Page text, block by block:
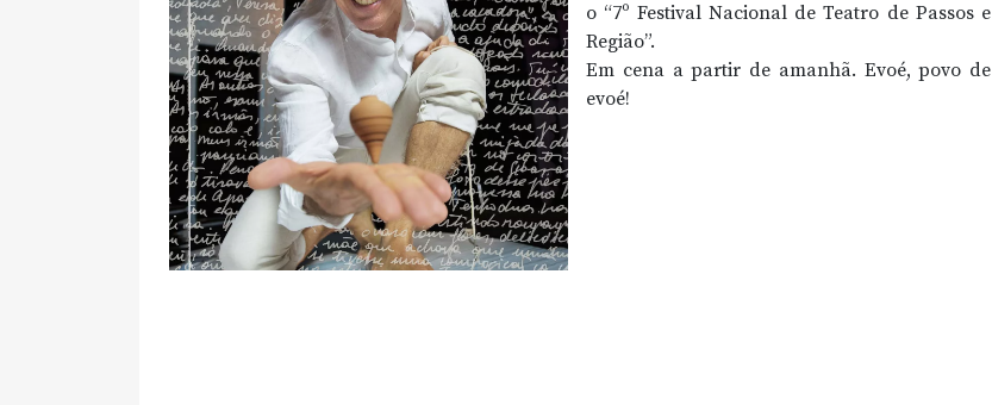
o “7º Festival Nacional de Teatro de Passos e
Região”.
Em cena a partir de amanhã. Evoé, povo de
evoé!